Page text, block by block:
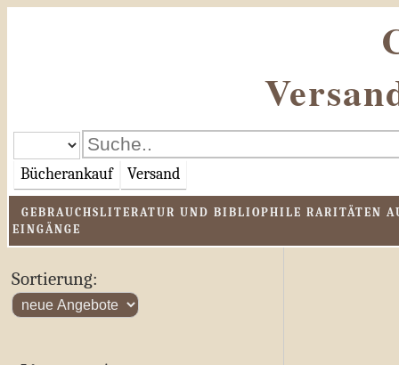
Bücherankauf Versand
GEBRAUCHSLITERATUR UND BIBLIOPHILE RARITÄTEN
EINGÄNGE
Sortierung: